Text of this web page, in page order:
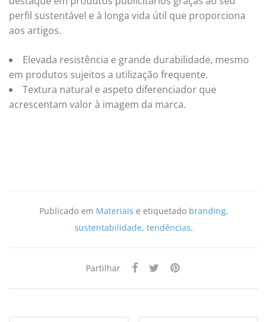
perfil sustentável e à longa vida útil que proporciona
aos artigos.
Elevada resistência e grande durabilidade, mesmo
em produtos sujeitos a utilização frequente.
Textura natural e aspeto diferenciador que
acrescentam valor à imagem da marca.
Publicado em Materiais e etiquetado branding,
sustentabilidade, tendências.
Partilhar